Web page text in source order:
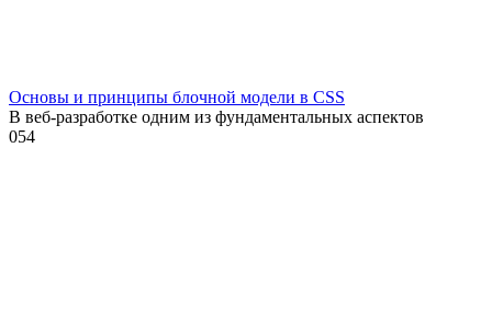
Основы и принципы блочной модели в CSS
В веб-разработке одним из фундаментальных аспектов
054